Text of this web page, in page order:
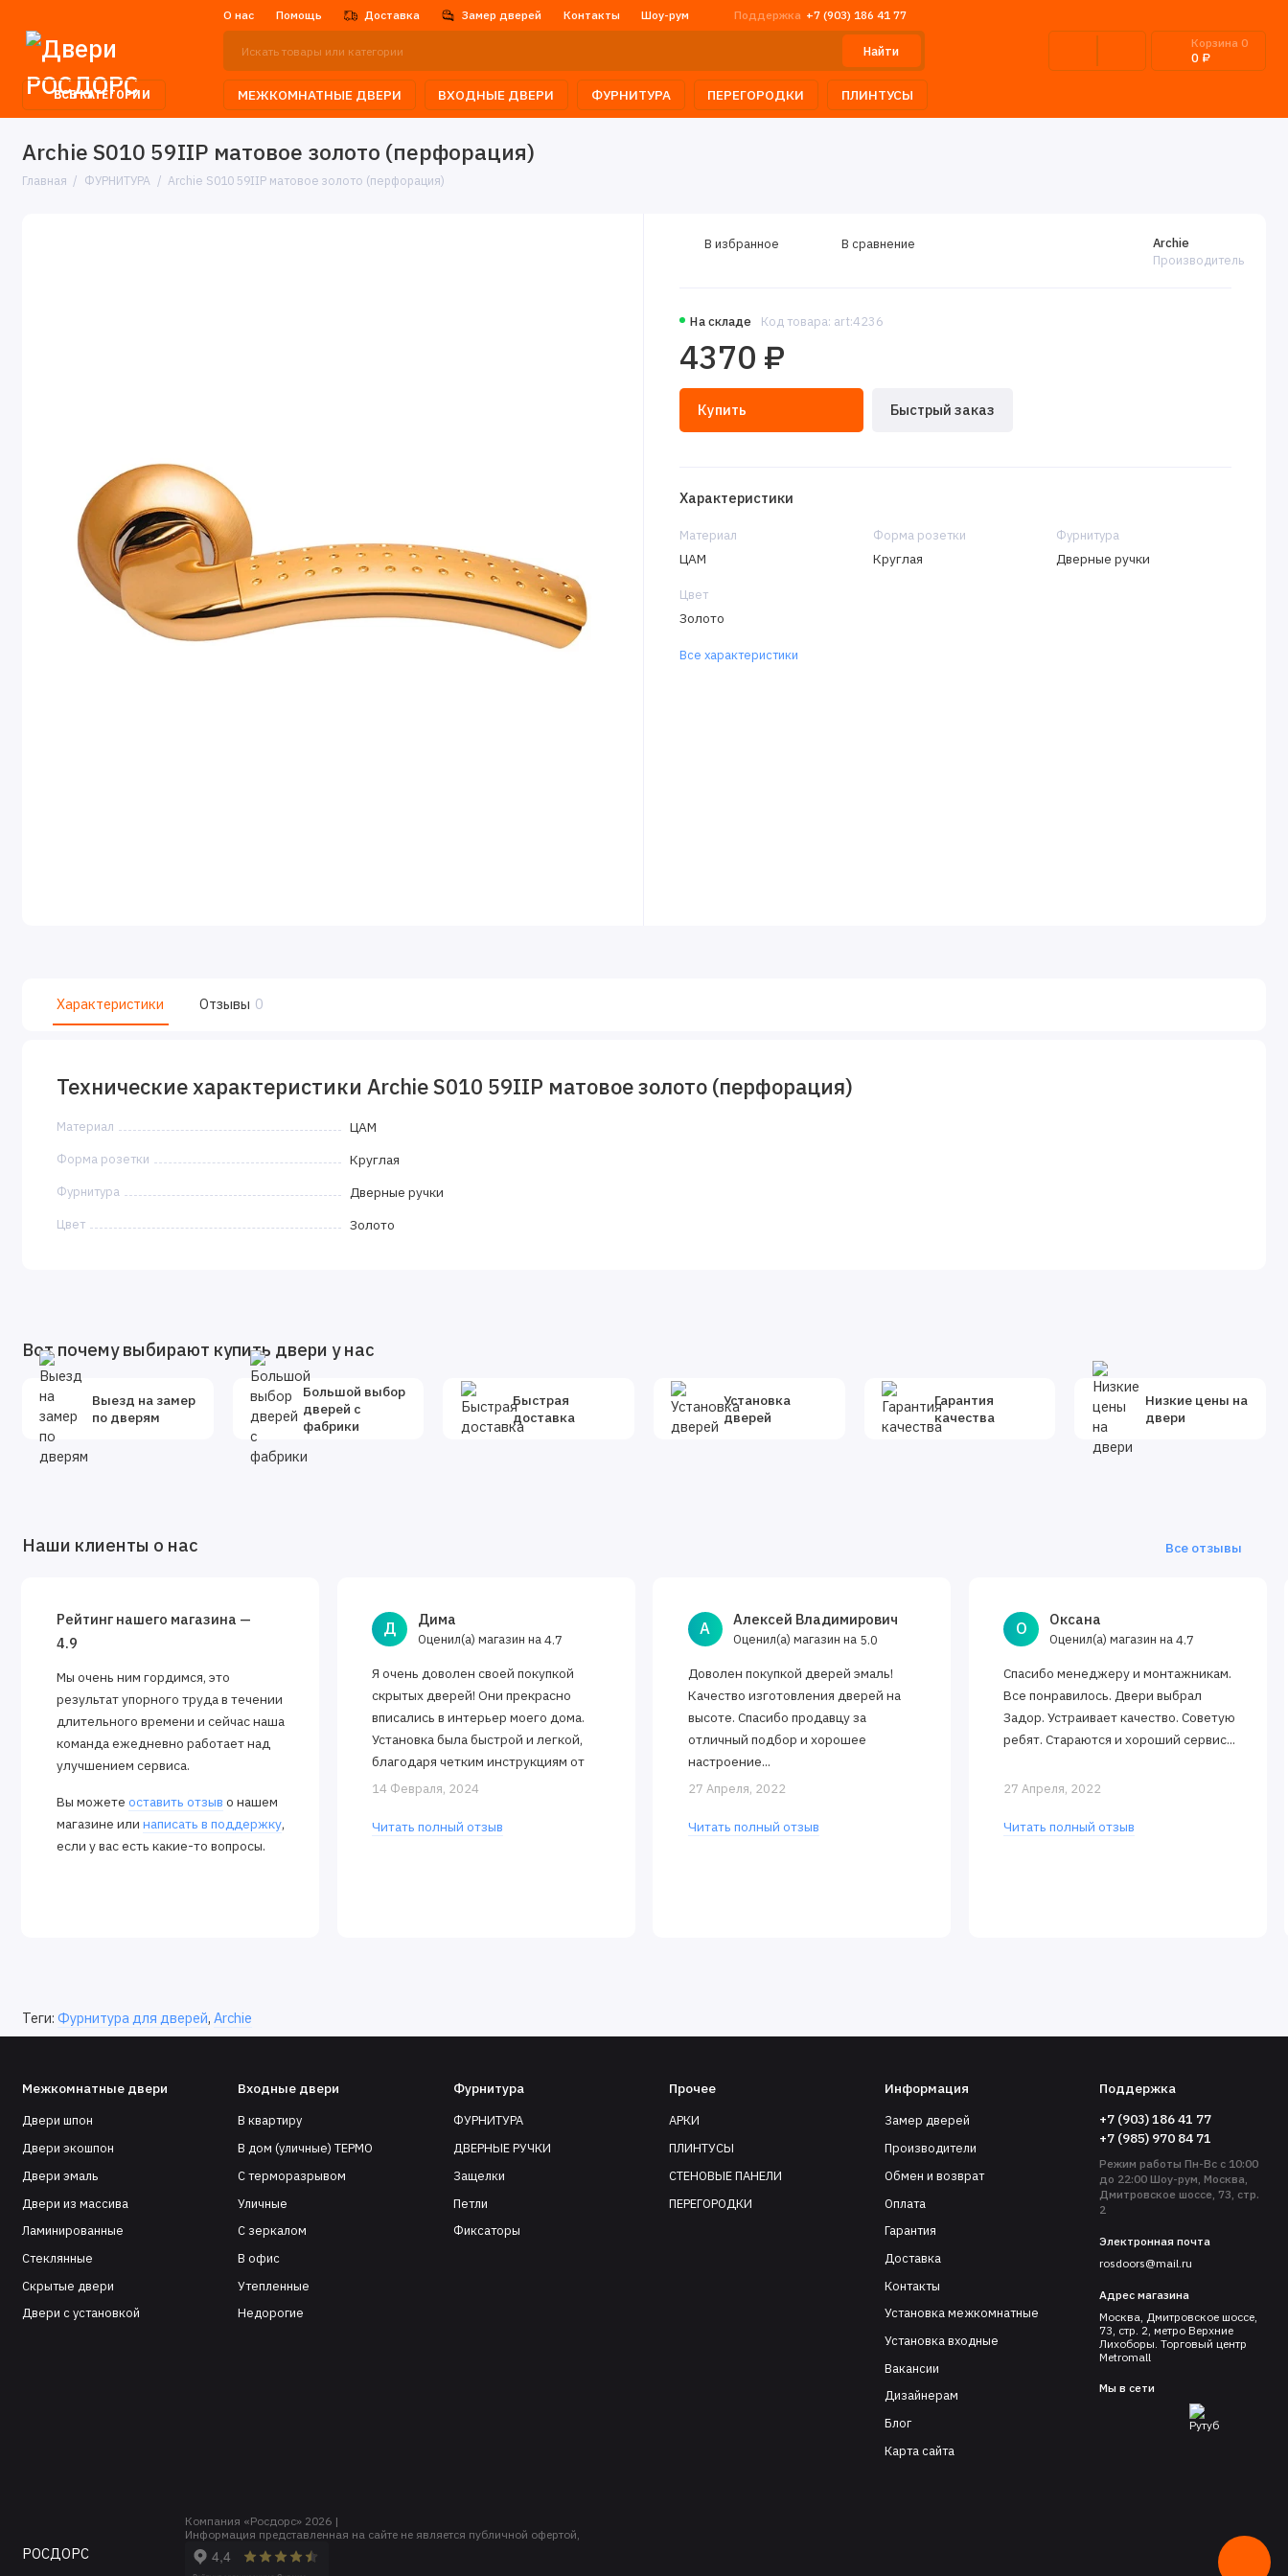
О нас Помощь Доставка Замер дверей Контакты Шоу-рум Поддержка +7 (903) 186 41 77
Найти
Корзина 0
0 ₽
ВСЕ КАТЕГОРИИ МЕЖКОМНАТНЫЕ ДВЕРИ ВХОДНЫЕ ДВЕРИ ФУРНИТУРА ПЕРЕГОРОДКИ ПЛИНТУСЫ
Archie S010 59IIP матовое золото (перфорация)
Главная ФУРНИТУРА Archie S010 59IIP матовое золото (перфорация)
На складе Код товара: art:4236
Archie
Производитель
4370 ₽
Купить Быстрый заказ
В избранное В сравнение
Характеристики
Материал
ЦАМ
Форма розетки
Круглая
Фурнитура
Дверные ручки
Цвет
Золото
Все характеристики
Характеристики Отзывы 0
Технические характеристики Archie S010 59IIP матовое золото (перфорация)
Материал ЦАМ
Форма розетки Круглая
Фурнитура Дверные ручки
Цвет Золото
Вот почему выбирают купить двери у нас
Выезд на замер
по дверям
Большой выбор
дверей с
фабрики
Быстрая
доставка
Установка
дверей
Гарантия
качества
Низкие цены на
двери
Наши клиенты о нас Все отзывы
Рейтинг нашего магазина —
4.9
Мы очень ним гордимся, это
результат упорного труда в течении
длительного времени и сейчас наша
команда ежедневно работает над
улучшением сервиса.
Вы можете оставить отзыв о нашем
магазине или написать в поддержку,
если у вас есть какие-то вопросы.
Д Дима
Оценил(а) магазин на4.7
Я очень доволен своей покупкой
скрытых дверей! Они прекрасно
вписались в интерьер моего дома.
Установка была быстрой и легкой,
благодаря четким инструкциям от
Алексея. Двери открываются и
14 Февраля, 2024
Читать полный отзыв
А Алексей Владимирович
Оценил(а) магазин на 5.0
Доволен покупкой дверей эмаль!
Качество изготовления дверей на
высоте. Спасибо продавцу за
отличный подбор и хорошее
настроение...
27 Апреля, 2022
Читать полный отзыв
О Оксана
Оценил(а) магазин на4.7
Спасибо менеджеру и монтажникам.
Все понравилось. Двери выбрал
Задор. Устраивает качество. Советую
ребят. Стараются и хороший сервис...
27 Апреля, 2022
Читать полный отзыв
Теги: Фурнитура для дверей, Archie
Межкомнатные двери
Двери шпон
Двери экошпон
Двери эмаль
Двери из массива
Ламинированные
Стеклянные
Скрытые двери
Двери с установкой
Входные двери
В квартиру
В дом (уличные) ТЕРМО
С терморазрывом
Уличные
С зеркалом
В офис
Утепленные
Недорогие
Фурнитура
ФУРНИТУРА
ДВЕРНЫЕ РУЧКИ
Защелки
Петли
Фиксаторы
Прочее
АРКИ
ПЛИНТУСЫ
СТЕНОВЫЕ ПАНЕЛИ
ПЕРЕГОРОДКИ
Информация
Замер дверей
Производители
Обмен и возврат
Оплата
Гарантия
Доставка
Контакты
Установка межкомнатные
Установка входные
Вакансии
Дизайнерам
Блог
Карта сайта
Поддержка
+7 (903) 186 41 77
+7 (985) 970 84 71
Режим работы Пн-Вс с 10:00
до 22:00 Шоу-рум, Москва,
Дмитровское шоссе, 73, стр.
2
Электронная почта
rosdoors@mail.ru
Адрес магазина
Москва, Дмитровское шоссе,
73, стр. 2, метро Верхние
Лихоборы. Торговый центр
Metromall
Мы в сети
РОСДОРС
Компания «Росдорс» 2026 |
Информация представленная на сайте не является публичной офертой,